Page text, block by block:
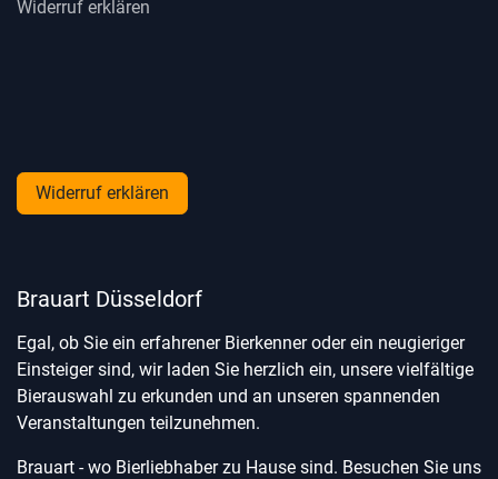
Widerruf erklären
Widerruf erklären
Brauart Düsseldorf
Egal, ob Sie ein erfahrener Bierkenner oder ein neugieriger
Einsteiger sind, wir laden Sie herzlich ein, unsere vielfältige
Bierauswahl zu erkunden und an unseren spannenden
Veranstaltungen teilzunehmen.
Brauart - wo Bierliebhaber zu Hause sind. Besuchen Sie uns